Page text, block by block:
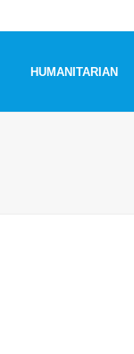
HUMANITARIAN